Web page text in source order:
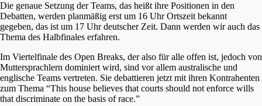
Die genaue Setzung der Teams, das heißt ihre Positionen in den
Debatten, werden planmäßig erst um 16 Uhr Ortszeit bekannt
gegeben, das ist um 17 Uhr deutscher Zeit. Dann werden wir auch das
Thema des Halbfinales erfahren.
Im Viertelfinale des Open Breaks, der also für alle offen ist, jedoch von
Muttersprachlern dominiert wird, sind vor allem australische und
englische Teams vertreten. Sie debattieren jetzt mit ihren Kontrahenten
zum Thema “This house believes that courts should not enforce wills
that discriminate on the basis of race.”